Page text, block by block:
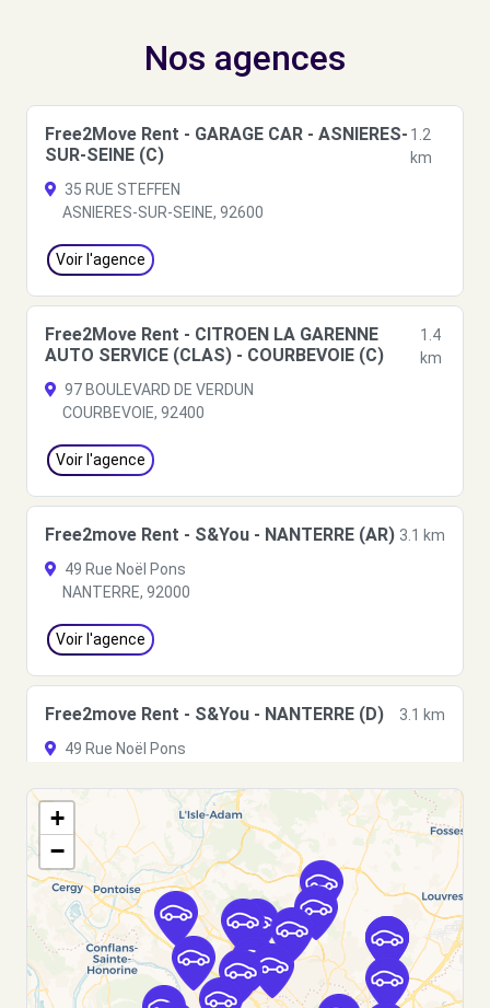
Nos agences
Free2Move Rent - GARAGE CAR - ASNIERES-
SUR-SEINE (C)
1.2
km
35 RUE STEFFEN
ASNIERES-SUR-SEINE, 92600
Voir l'agence
Free2Move Rent - CITROEN LA GARENNE
AUTO SERVICE (CLAS) - COURBEVOIE (C)
1.4
km
97 BOULEVARD DE VERDUN
COURBEVOIE, 92400
Voir l'agence
Free2move Rent - S&You - NANTERRE (AR) 3.1 km
49 Rue Noël Pons
NANTERRE, 92000
Voir l'agence
Free2move Rent - S&You - NANTERRE (D)
3.1 km
49 Rue Noël Pons
Voir l'agence
Free2move Rent - S&You - NANTERRE (P)
3.1 km
49 Rue Noël Pons
NANTERRE, 92000
Voir l'agence
+
−